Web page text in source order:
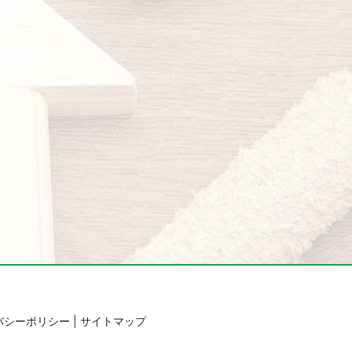
シーポリシー サイトマップ